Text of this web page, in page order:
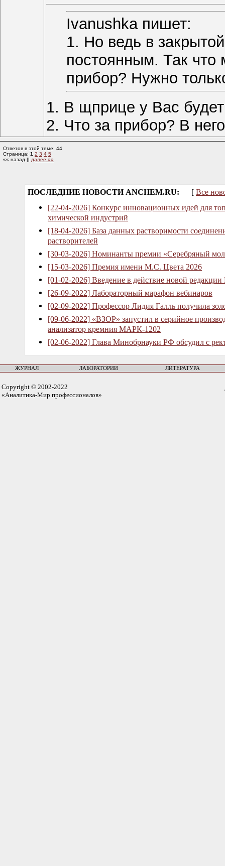
Ivanushka пишет:
1. Но ведь в
постоянным. Так что
прибор? Нужно
1. В щприце у Вас
2. Что за прибор? В
Ответов в этой теме: 44
Страница: 1 2 3 4 5
«« назад || далее »»
ПОСЛЕДНИЕ НОВОСТИ ANCHEM.RU: [ Все
[22-04-2026] Конкурс инновационных идей для
химической индустрий
[18-04-2026] База данных растворимости
растворителей
[30-03-2026] Номинанты премии «Серебряный
[15-03-2026] Премия имени М.С. Цвета 2026
[01-02-2026] Введение в действие новой
[26-09-2022] Лабораторный марафон вебинаров
[02-09-2022] Профессор Лидия Галль получила
[09-06-2022] «ВЗОР» запустил в серийное
анализатор кремния МАРК-1202
[02-06-2022] Глава Минобрнауки РФ обсудил с
ЖУРНАЛ ЛАБОРАТОРИИ ЛИТЕРАТУРА
Copyright © 2002-2022
«Аналитика-Мир профессионалов»